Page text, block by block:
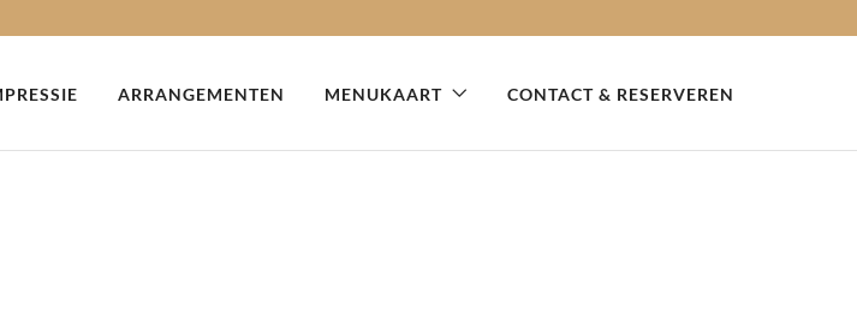
ARRANGEMENTEN MENUKAART CONTACT & RESERVEREN